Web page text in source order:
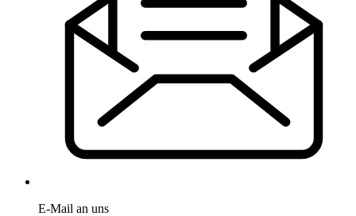
E-Mail an uns